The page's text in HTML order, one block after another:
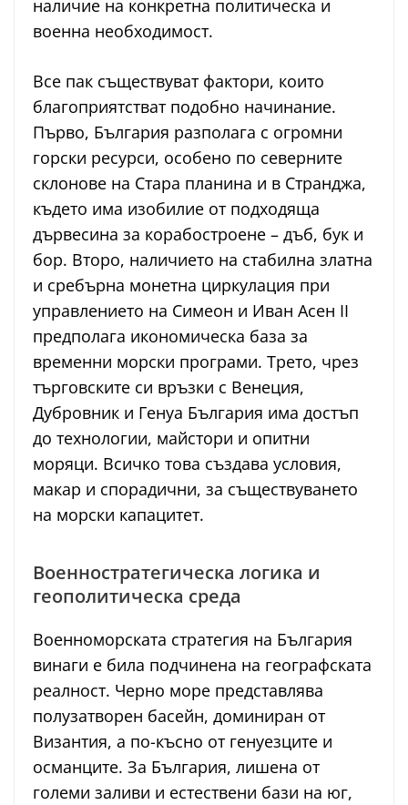
наличие на конкретна политическа и
военна необходимост.
Все пак съществуват фактори, които
благоприятстват подобно начинание.
Първо, България разполага с огромни
горски ресурси, особено по северните
склонове на Стара планина и в Странджа,
където има изобилие от подходяща
дървесина за корабостроене – дъб, бук и
бор. Второ, наличието на стабилна златна
и сребърна монетна циркулация при
управлението на Симеон и Иван Асен II
предполага икономическа база за
временни морски програми. Трето, чрез
търговските си връзки с Венеция,
Дубровник и Генуа България има достъп
до технологии, майстори и опитни
моряци. Всичко това създава условия,
макар и спорадични, за съществуването
на морски капацитет.
Военностратегическа логика и
геополитическа среда
Военноморската стратегия на България
винаги е била подчинена на географската
реалност. Черно море представлява
полузатворен басейн, доминиран от
Византия, а по-късно от генуезците и
османците. За България, лишена от
големи заливи и естествени бази на юг,